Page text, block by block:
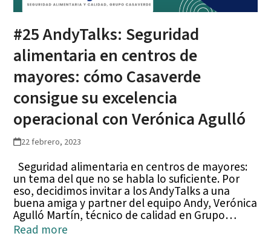
#25 AndyTalks: Seguridad
alimentaria en centros de
mayores: cómo Casaverde
consigue su excelencia
operacional con Verónica Agulló
22 febrero, 2023
Seguridad alimentaria en centros de mayores:
un tema del que no se habla lo suficiente. Por
eso, decidimos invitar a los AndyTalks a una
buena amiga y partner del equipo Andy, Verónica
Agulló Martín, técnico de calidad en Grupo…
Read more